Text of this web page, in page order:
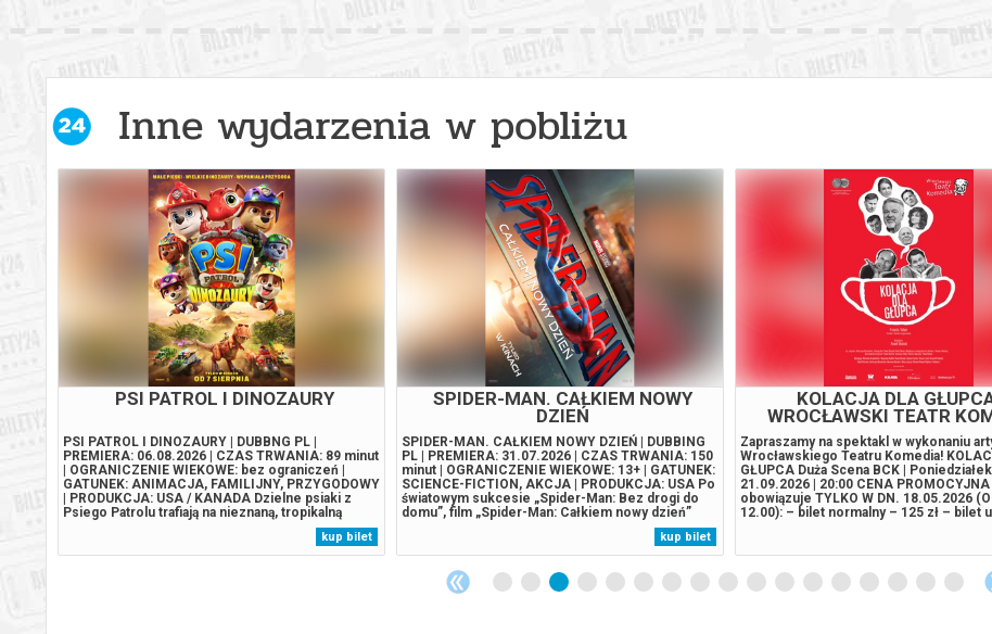
Inne wydarzenia w pobliżu
PSI PATROL I DINOZAURY
PSI PATROL I DINOZAURY | DUBBNG PL |
PREMIERA: 06.08.2026 | CZAS TRWANIA: 89 minut
| OGRANICZENIE WIEKOWE: bez ograniczeń |
GATUNEK: ANIMACJA, FAMILIJNY, PRZYGODOWY
| PRODUKCJA: USA / KANADA Dzielne psiaki z
Psiego Patrolu trafiają na nieznaną, tropikalną
wyspę pełną dinozaurów po tym, jak ich statek
rozbija się w wyniku gwałtownego sztormu. Na
wyspie spotykają szczeniaka Rexa, który od lat jest
kup bilet
SPIDER-MAN. CAŁKIEM NOWY
DZIEŃ
SPIDER-MAN. CAŁKIEM NOWY DZIEŃ | DUBBING
PL | PREMIERA: 31.07.2026 | CZAS TRWANIA: 150
minut | OGRANICZENIE WIEKOWE: 13+ | GATUNEK:
SCIENCE-FICTION, AKCJA | PRODUKCJA: USA Po
światowym sukcesie „Spider-Man: Bez drogi do
domu”, film „Spider-Man: Całkiem nowy dzień”
otwiera zupełnie nowy rozdział w życiu Petera
Parkera i Spider-Mana. Peter jest teraz dorosłym
mężczyzną żyjącym samotnie- od czasu, gdy...
kup bilet
KOLACJA DLA
WROCŁAWSKI TEATR
Zapraszamy na spektakl w wykonaniu
Wrocławskiego Teatru Komedia!
GŁUPCA Duża Scena BCK |
21.09.2026 | 20:00 CENA PROMOCYJNA
obowiązuje TYLKO W DN. 18.05.2026
12.00): – bilet normalny – 125 zł – bilet
105 zł (ulga dla emerytów, rencistów,
uczniów, studentów z ważnymi
z Kartą Dużej Rodziny) – bilet ulgowy –